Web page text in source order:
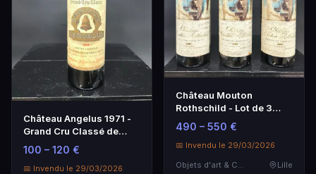
Château Angelus 1971 -
Grand Cru Classé de
Saint-Émilion
100 – 120 €
📅 Invendu le 29/03/2026
Château Mouton
Rothschild - Lot de 3
Bouteilles - 1er Grand
Cru Classé
490 – 550 €
📅 Invendu le 29/03/2026
Objets d'art & Curiosités
Lille